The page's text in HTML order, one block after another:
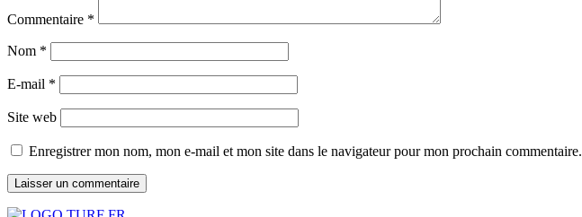
Commentaire *
Nom *
E-mail *
Site web
Enregistrer mon nom, mon e-mail et mon site dans le navigateur pour mon prochain commentaire.